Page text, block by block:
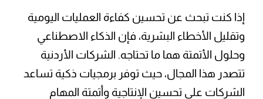
إذا كنت تبحث عن تحسين كفاءة العمليات اليومية
وتقليل الأخطاء البشرية، فإن الذكاء الاصطناعي
وحلول الأتمتة هما ما تحتاجه. الشركات الأردنية
تتصدر هذا المجال، حيث توفر برمجيات ذكية تساعد
الشركات على تحسين الإنتاجية وأتمتة المهام